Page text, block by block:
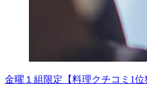
金曜１組限定【料理クチコミ1